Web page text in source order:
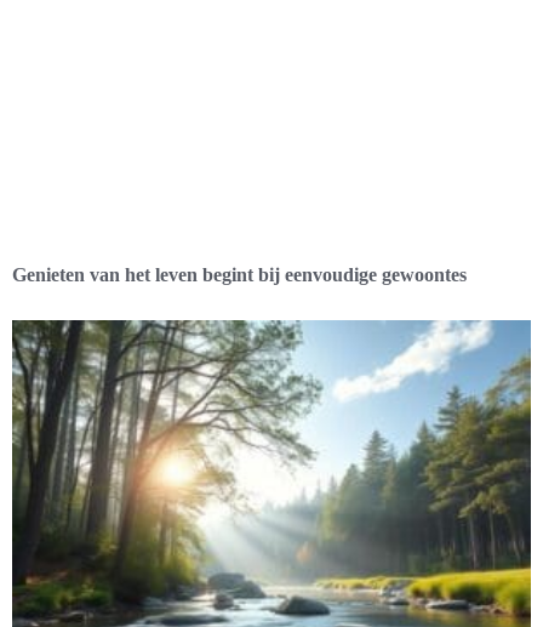
Genieten van het leven begint bij eenvoudige gewoontes